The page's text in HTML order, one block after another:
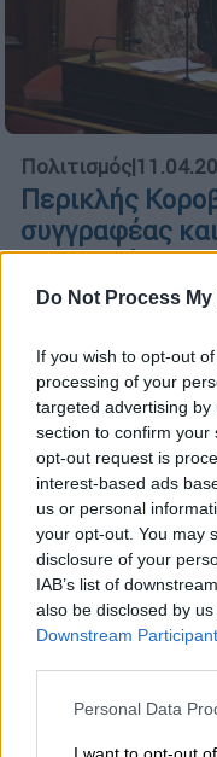
Do Not Process
If you wish to opt-out
processing of your
targeted advertising
section to confirm your
opt-out request is
interest-based ads
us or personal
your opt-out. You may
disclosure of your
IAB’s list of
also be disclosed by
Downstream
Please note that this
Personal Data
Πολιτισμός|
Περικλής
συγγραφέας
Aριστεράς
Ο Περικλής
κόμμα
ΑΛΛΑ #TAGS
θάνατος
οικονομολόγοι